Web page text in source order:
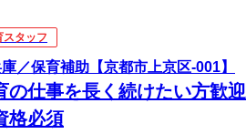
スタッフ
／保育補助【京都市上京区-001】
の仕事を長く続けたい方歓迎
格必須